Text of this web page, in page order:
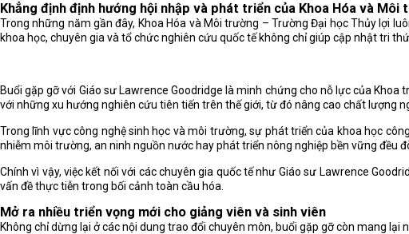
Khẳng định định hướng hội nhập và phát triển của Khoa Hóa và Môi
Trong những năm gần đây, Khoa Hóa và Môi trường – Trường Đại học Thủy lợi
khoa học, chuyên gia và tổ chức nghiên cứu quốc tế không chỉ giúp cập nhật tri
Buổi gặp gỡ với Giáo sư Lawrence Goodridge là minh chứng cho nỗ lực của
với những xu hướng nghiên cứu tiên tiến trên thế giới, từ đó nâng cao chất lượng
Trong lĩnh vực công nghệ sinh học và môi trường, sự phát triển của khoa học
nhiễm môi trường, an ninh nguồn nước hay phát triển nông nghiệp bền vững đều
Chính vì vậy, việc kết nối với các chuyên gia quốc tế như Giáo sư Lawrence
vấn đề thực tiễn trong bối cảnh toàn cầu hóa.
Mở ra nhiều triển vọng mới cho giảng viên và sinh viên
Không chỉ dừng lại ở các nội dung trao đổi chuyên môn, buổi gặp gỡ còn mang